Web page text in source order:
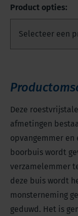
Product opties:
Deze
afmetingen
opvangemmer en
boorbuis wordt
verzamelemmer
deze buis wordt
monsterneming
geduwd. Het is